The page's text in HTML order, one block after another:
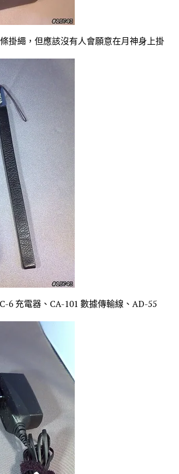
掛繩，但應該沒有人會願意在月神身上掛
6 充電器、CA-101 數據傳輸線、AD-55